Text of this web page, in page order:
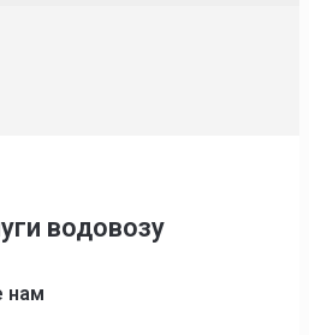
водовозу
нам